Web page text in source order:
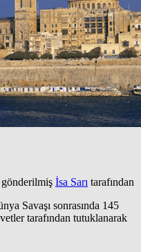
İsa Sarı tarafından
Savaşı sonrasında 145
tarafından tutuklanarak